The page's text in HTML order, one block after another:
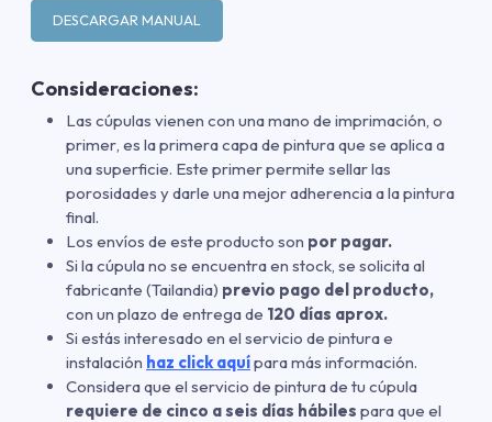
DESCARGAR MANUAL
Consideraciones:
Las cúpulas vienen con una mano de imprimación o
primer es la primera capa de pintura que se aplica a
una superficie. Este primer permite sellar las
porosidades y darle una mejor adherencia a la pintura
final.
Los envíos de este producto son por pagar.
Si la cúpula no se encuentra en stock, se solicita al
fabricante (Tailandia) previo pago del producto,
con un plazo de entrega de 120 días aprox.
Si estás interesado en el servicio de pintura e
instalación haz click aquípara más información.
Considera que el servicio de pintura de tu cúpula
requiere de cinco a seis días hábiles para que el